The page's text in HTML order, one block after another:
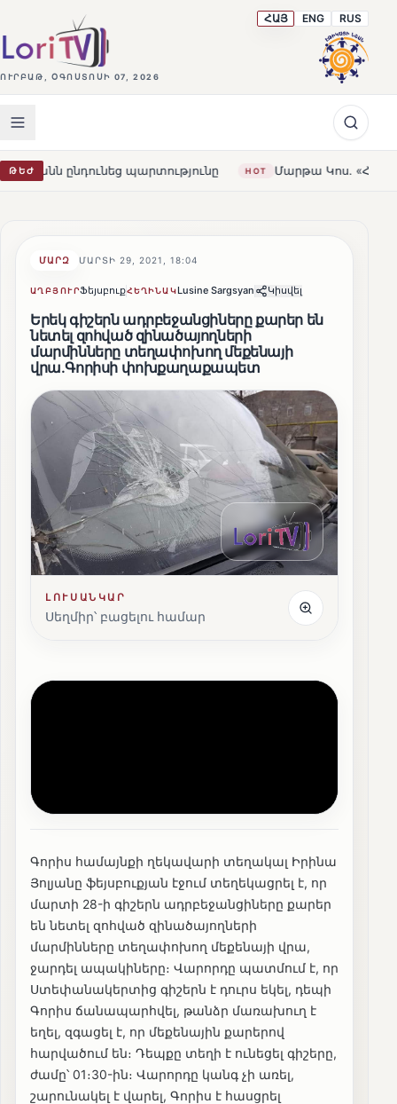
ՈՒՐԲԱԹ, ՕԳՈՍՏՈՍԻ 07, 2026
ՀԱՅ ENG RUS
ԹԵԺ պարտությունը HOT Մարթա Կոս. «Հայաստանն ու
ՄԱՐԶ ՄԱՐՏԻ 29, 2021, 18:04
ԱՂԲՅՈՒՐՖեյսբուքՀԵՂԻՆԱԿLusine Sargsyan Կիսվել
Երեկ գիշերն ադրբեջանցիները քարեր են
նետել զոհված զինածայողների
մարմինները տեղափոխող մեքենայի
վրա.Գորիսի փոխքաղաքապետ
ԼՈՒՍԱՆԿԱՐ
Սեղմիր՝ բացելու համար
Գորիս համայնքի ղեկավարի տեղակալ Իրինա
Յոլյանը ֆեյսբուքյան էջում տեղեկացրել է, որ
մարտի 28-ի գիշերն ադրբեջանցիները քարեր
են նետել զոհված զինածայողների
մարմինները տեղափոխող մեքենայի վրա,
ջարդել ապակիները։ Վարորդը պատմում է, որ
Ստեփանակերտից գիշերն է դուրս եկել, դեպի
Գորիս ճանապարհվել, թանձր մառախուղ է
եղել, զգացել է, որ մեքենային քարերով
հարվածում են։ Դեպքը տեղի է ունեցել գիշերը,
ժամը՝ 01։30-ին։ Վարորդը կանգ չի առել,
շարունակել է վարել, Գորիս է հասցրել